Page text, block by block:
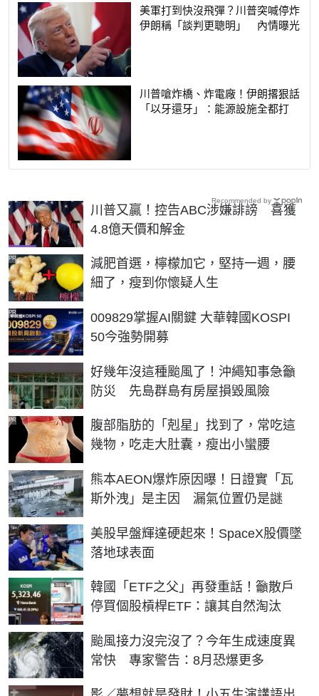
美軍打到快沒飛彈？川普突喊停炸
伊朗稱「談判更聰明」 內情曝光
川普嗆炸橋、炸電廠！伊朗撂狠話
「以牙還牙」：能源設施全都打
川普又贏！控告ABC涉嫌誹謗 喜獲
4.8億天價和解金
減肥首選，檸檬加它，堅持一週，腰
細了，瘦到你懷疑人生
PR
009829掌握AI關鍵 大華韓國KOSPI
50今強勢開募
PR
好幾年沒這種颱風了！沖繩知事急籲
防災 先島群島有房屋損毀風險
腹部脂肪的「剋星」找到了，常吃這
幾物，吃走大肚囊，瘦出小蠻腰
PR
熊本AEON爆炸原因曝！日證實「瓦
斯外洩」是主因 漏氣位置仍是謎
美股早盤輝達硬起來！SpaceX股價墜
落地球表面
韓國「ETF之父」再發重話！籲散戶
停買個股槓桿ETF：讓其自然淘汰
颱風接力沒完沒了？今年生成速度異
常快 專家警告：8月恐爆更多
Recommended by